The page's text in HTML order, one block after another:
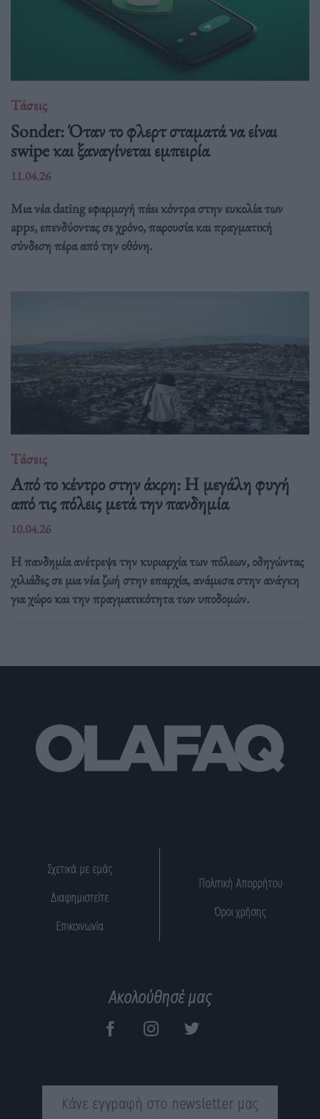
Τάσεις
Sonder: Όταν το φλερτ σταματά να είναι
swipe και ξαναγίνεται εμπειρία
11.04.26
Μια νέα dating εφαρμογή πάει κόντρα στην ευκολία των
apps, επενδύοντας σε χρόνο, παρουσία και πραγματική
σύνδεση πέρα από την οθόνη.
Τάσεις
Από το κέντρο στην άκρη: H μεγάλη φυγή
από τις πόλεις μετά την πανδημία
10.04.26
Η πανδημία ανέτρεψε την κυριαρχία των πόλεων, οδηγώντας
χιλιάδες σε μια νέα ζωή στην επαρχία, ανάμεσα στην ανάγκη
για χώρο και την πραγματικότητα των υποδομών.
Σχετικά με εμάς
Διαφημιστείτε
Επικοινωνία
Πολιτική Απορρήτου
Όροι χρήσης
Ακολούθησέ μας
Κάνε εγγραφή στο newsletter μας